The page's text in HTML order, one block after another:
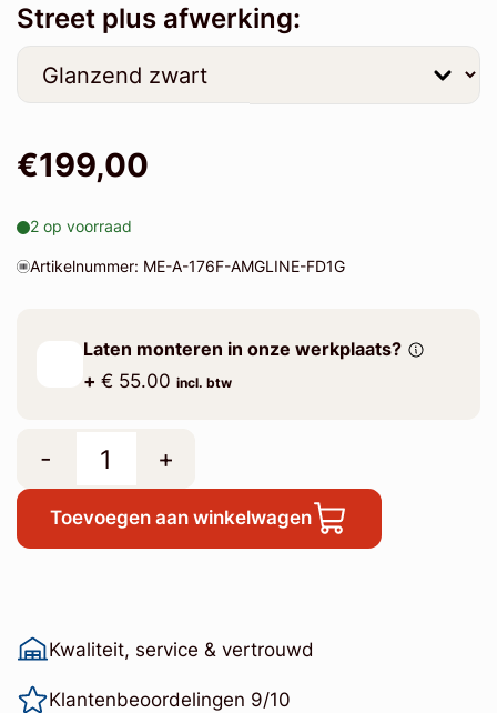
Street plus afwerking:
€199,00
2 op voorraad
Artikelnummer: ME-A-176F-AMGLINE-FD1G
Laten monteren in onze werkplaats?
+ € 55.00 incl. btw
- +
Toevoegen aan winkelwagen
Kwaliteit, service & vertrouwd
Klantenbeoordelingen 9/10